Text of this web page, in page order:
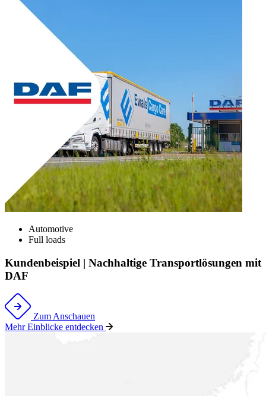
Automotive
Full loads
Kundenbeispiel | Nachhaltige Transportlösungen mit
DAF
Zum Anschauen
Mehr Einblicke entdecken